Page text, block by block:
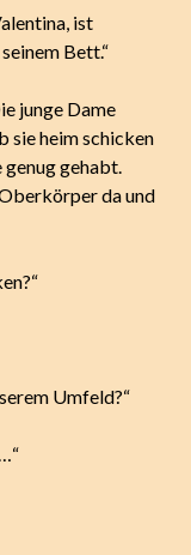
ist
Bett.“
junge Dame
sie heim schicken
gehabt.
da und
Umfeld?“